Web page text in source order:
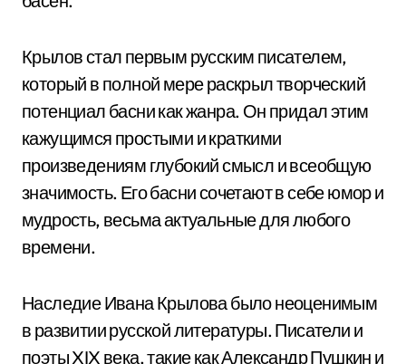
Крылов стал первым русским писателем,
который в полной мере раскрыл творческий
потенциал басни как жанра. Он придал этим
кажущимся простыми и краткими
произведениям глубокий смысл и всеобщую
значимость. Его басни сочетают в себе юмор и
мудрость, весьма актуальные для любого
времени.
Наследие Ивана Крылова было неоценимым
в развитии русской литературы. Писатели и
поэты XIX века, такие как Александр Пушкин и